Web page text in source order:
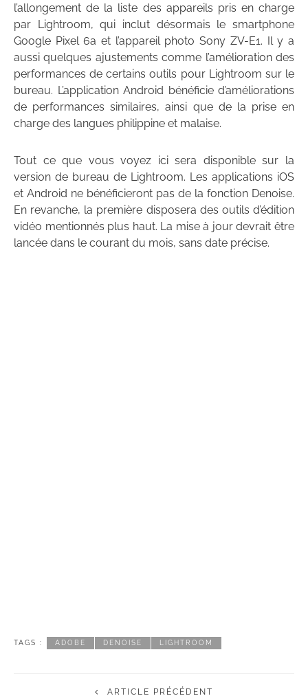
l’allongement de la liste des appareils pris en charge
par Lightroom, qui inclut désormais le smartphone
Google Pixel 6a et l’appareil photo Sony ZV-E1. Il y a
aussi quelques ajustements comme l’amélioration des
performances de certains outils pour Lightroom sur le
bureau. L’application Android bénéficie d’améliorations
de performances similaires, ainsi que de la prise en
charge des langues philippine et malaise.
Tout ce que vous voyez ici sera disponible sur la
version de bureau de Lightroom. Les applications iOS
et Android ne bénéficieront pas de la fonction Denoise.
En revanche, la première disposera des outils d’édition
vidéo mentionnés plus haut. La mise à jour devrait être
lancée dans le courant du mois, sans date précise.
TAGS : ADOBE DENOISE LIGHTROOM
ARTICLE PRÉCÉDENT